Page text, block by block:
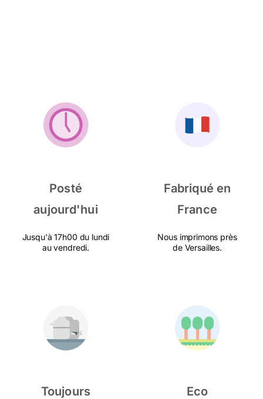
Posté
aujourd'hui
Jusqu'à 17h00 du lundi
au vendredi.
Fabriqué en
France
Nous imprimons près
de Versailles.
Toujours
Eco